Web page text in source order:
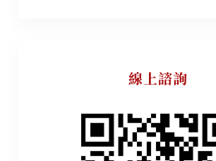
線上諮詢